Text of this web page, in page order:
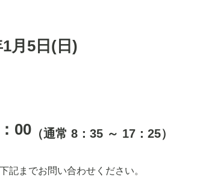
月5日(日)
00 （通常 8：35 ～ 17：25）
記までお問い合わせください。